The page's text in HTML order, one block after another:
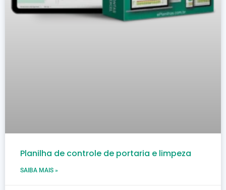
Planilha de controle de portaria e limpeza
SAIBA MAIS »